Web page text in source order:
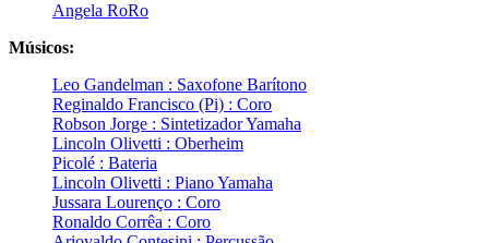
Angela RoRo
Músicos:
Leo Gandelman : Saxofone Barítono
Reginaldo Francisco (Pi) : Coro
Robson Jorge : Sintetizador Yamaha
Lincoln Olivetti : Oberheim
Picolé : Bateria
Lincoln Olivetti : Piano Yamaha
Jussara Lourenço : Coro
Ronaldo Corrêa : Coro